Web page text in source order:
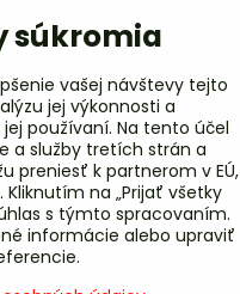
súkromia
vašej návštevy tejto
jej výkonnosti a
používaní. Na tento účel
a služby tretích strán a
preniesť k partnerom v EÚ,
Kliknutím na „Prijať všetky
s týmto spracovaním.
informácie alebo upraviť